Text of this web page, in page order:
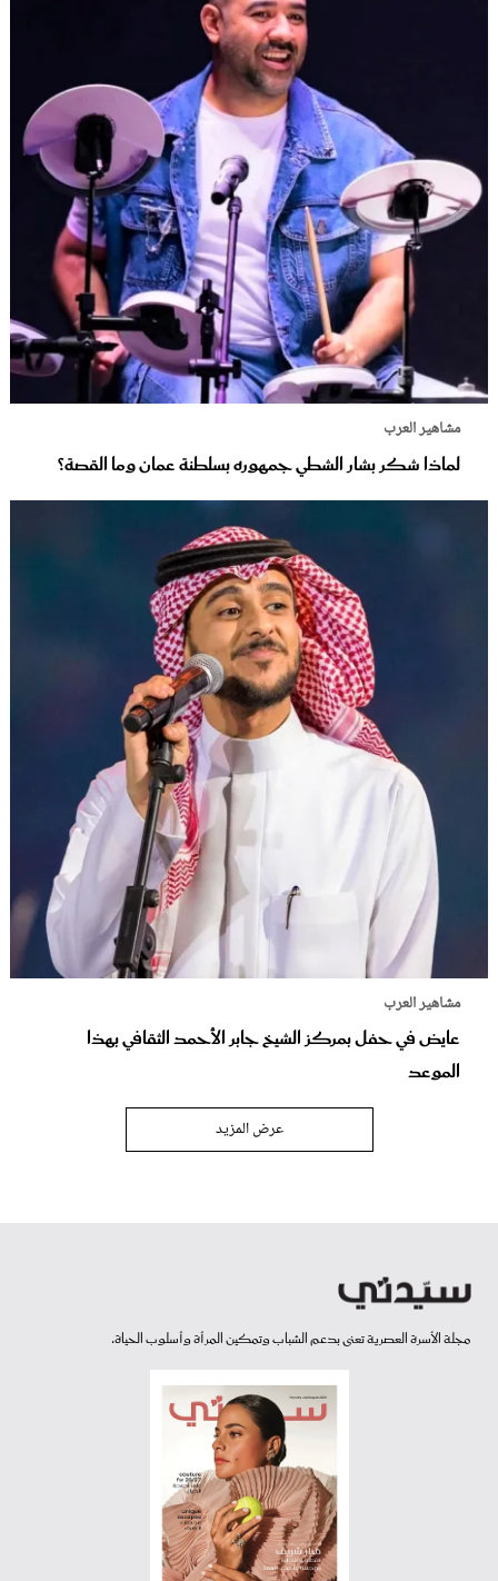
مشاهير العرب
لماذا شكر بشار الشطي جمهوره بسلطنة عمان وما القصة؟
مشاهير العرب
عايض في حفل بمركز الشيخ جابر الأحمد الثقافي بهذا
الموعد
عرض المزيد
مجلة الأسرة العصرية تعنى بدعم الشباب وتمكين المرأة وأسلوب الحياة.